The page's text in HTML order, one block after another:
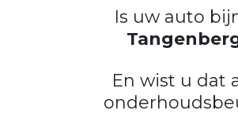
Is uw auto
En wist u dat